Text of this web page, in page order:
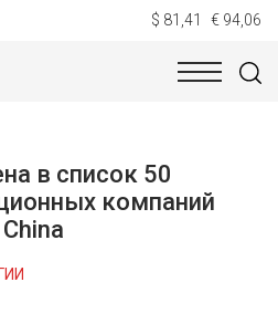
$ 81,41 € 94,06
в список 50
компаний